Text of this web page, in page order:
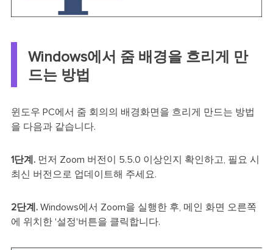
Windows에서 줌 배경을 흐리게 만
드는 방법
윈도우 PC에서 줌 회의의 배경화면을 흐리게 만드는 방법
을 다음과 같습니다.
1단계. 먼저 Zoom 버전이 5.5.0 이상인지 확인하고, 필요 시
최신 버전으로 업데이트해 주세요.
2단계. Windows에서 Zoom을 실행한 후, 메인 화면 오른쪽
에 위치한 '설정'버튼을 클릭합니다.